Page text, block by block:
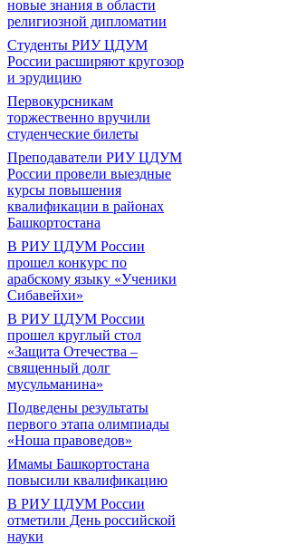
новые знания в области
религиозной дипломатии
Студенты РИУ ЦДУМ
России расширяют кругозор
и эрудицию
Первокурсникам
торжественно вручили
студенческие билеты
Преподаватели РИУ ЦДУМ
России провели выездные
курсы повышения
квалификации в районах
Башкортостана
В РИУ ЦДУМ России
прошел конкурс по
арабскому языку «Ученики
Сибавейхи»
В РИУ ЦДУМ России
прошел круглый стол
«Защита Отечества –
священный долг
мусульманина»
Подведены результаты
первого этапа олимпиады
«Ноша правоведов»
Имамы Башкортостана
повысили квалификацию
В РИУ ЦДУМ России
отметили День российской
науки